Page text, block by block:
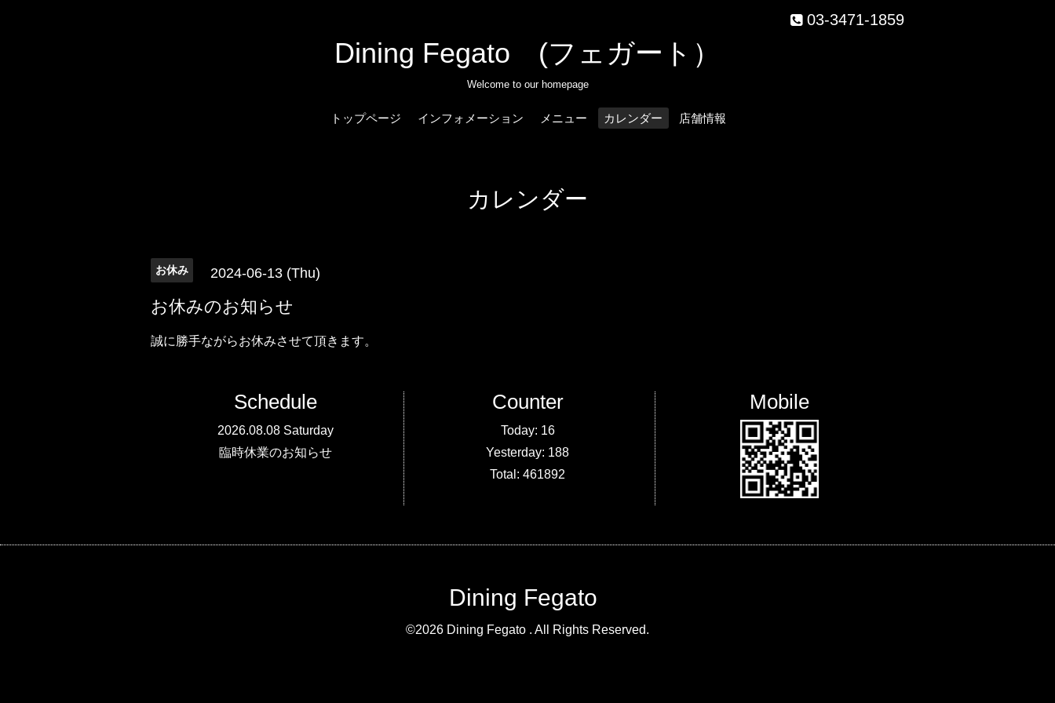
03-3471-1859
Dining Fegato (フェガート）
Welcome to our homepage
トップページ インフォメーション メニュー カレンダー 店舗情報
カレンダー
お休み 2024-06-13 (Thu)
お休みのお知らせ
誠に勝手ながらお休みさせて頂きます。
Schedule
2026.08.08 Saturday
臨時休業のお知らせ
Counter
Today: 16
Yesterday: 188
Total:461892
Mobile
Dining Fegato
©2026 Dining Fegato . All Rights Reserved.